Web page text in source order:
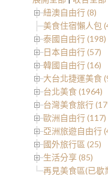
紐澳自由行 (8)
美食住宿懶人包
泰國自由行 (198)
日本自由行 (57)
韓國自由行 (16)
大台北捷運美食
台北美食 (1964)
台灣美食旅行
歐洲自由行 (117)
亞洲旅遊自由行
國外旅行區 (25)
生活分享 (85)
再見美食區(已歇